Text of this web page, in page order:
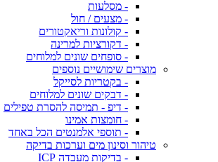
- מסלעות
- מצעים / חול
- קולונות וריאקטורים
- דקורציות למרינה
- סופחים שונים למלוחים
מוצרים שימושיים נוספים
- בקטריות לסייקל
- דבקים שונים למלוחים
- דיפ - תמיסה להסרת טפילים
- חומצות אמינו
- תוספי אלמנטים הכל באחד
טיהור וסינון מים וערכות בדיקה
- בדיקות מעבדה ICP